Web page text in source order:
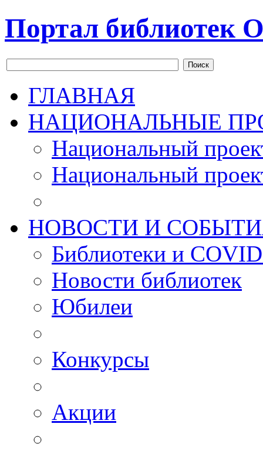
Портал библиотек
Поиск
ГЛАВНАЯ
НАЦИОНАЛЬНЫЕ
Национальный
Национальный
НОВОСТИ И
Библиотеки и
Новости библиотек
Юбилеи
Конкурсы
Акции